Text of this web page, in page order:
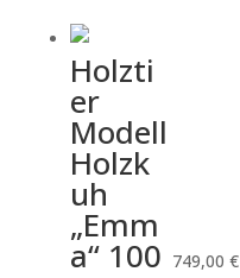
Holzti
er
Modell
Holzk
uh
„Emm
a“ 100 749,00€